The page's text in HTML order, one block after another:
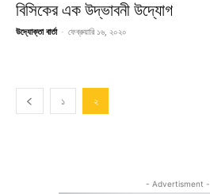
বিসিকের এক উদ্ভাবনী উদ্যোগ
উদ্যোক্তা বার্তা - ফেব্রুয়ারি ১৬, ২০২০
১ ২
- Advertisment -